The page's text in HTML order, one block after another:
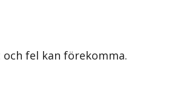
fel kan förekomma.